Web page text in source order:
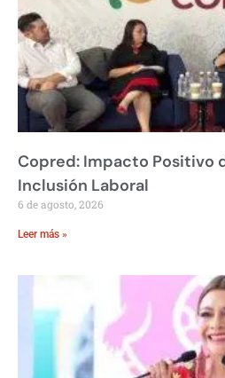
Copred: Impacto Positivo
Inclusión Laboral
6 de agosto, 2026
Leer más »